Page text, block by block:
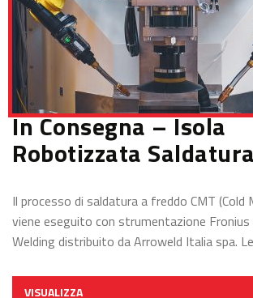
In Consegna – Isola
Robotizzata
Il processo di saldatura a freddo CMT (Cold
viene eseguito con strumentazione
Welding distribuito da Arroweld Italia spa.
VISUALIZZA